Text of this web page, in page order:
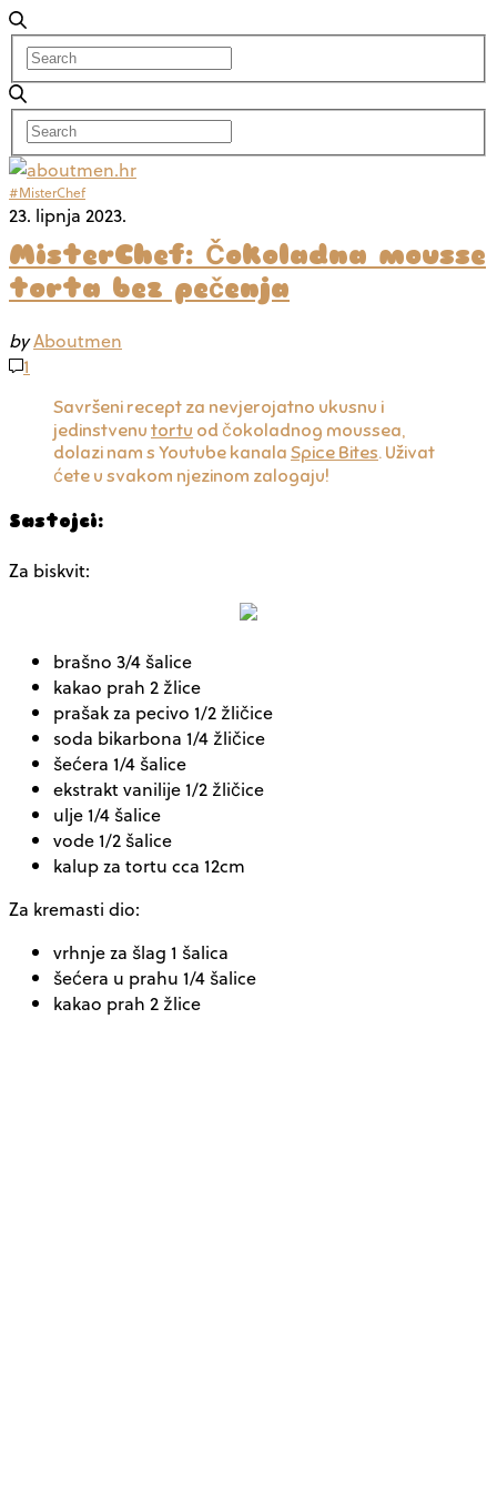
#MisterChef
23. lipnja 2023.
MisterChef: Čokoladna mousse
torta bez pečenja
byAboutmen
1
Savršeni recept za nevjerojatno ukusnu i
jedinstvenu tortu od čokoladnog moussea,
dolazi nam s Youtube kanala Spice Bites. Uživat
ćete u svakom njezinom zalogaju!
Sastojci:
Za biskvit:
brašno 3/4 šalice
kakao prah 2 žlice
prašak za pecivo 1/2 žličice
soda bikarbona 1/4 žličice
šećera 1/4 šalice
ekstrakt vanilije 1/2 žličice
ulje 1/4 šalice
vode 1/2 šalice
kalup za tortu cca 12cm
Za kremasti dio:
vrhnje za šlag 1 šalica
šećera u prahu 1/4 šalice
kakao prah 2 žlice